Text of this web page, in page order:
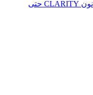
تم تأجيل تصويت مجلس الشيوخ على قانون CLARITY حتى